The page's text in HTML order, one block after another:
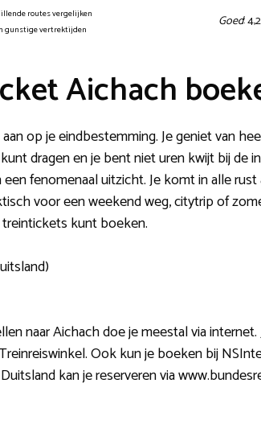
routes vergelijken
gunstige vertrektijden
Goed:
Aichach
op je eindbestemming. Je geniet van
dragen en je bent niet uren kwijt bij de
fenomenaal uitzicht. Je komt in alle
voor een weekend weg, citytrip of
kunt boeken.
naar Aichach doe je meestal via
Ook kun je boeken bij
kan je reserveren via